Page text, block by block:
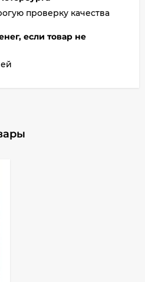
проверку качества
если товар не